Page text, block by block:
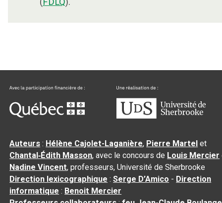
Auteurs : Hélène Cajolet-Laganière, Pierre Martel et
Chantal‑Édith Masson, avec le concours de Louis Mercier
Nadine Vincent, professeurs, Université de Sherbrooke
Direction lexicographique :Serge D’Amico - Direction
informatique : Benoit Mercier